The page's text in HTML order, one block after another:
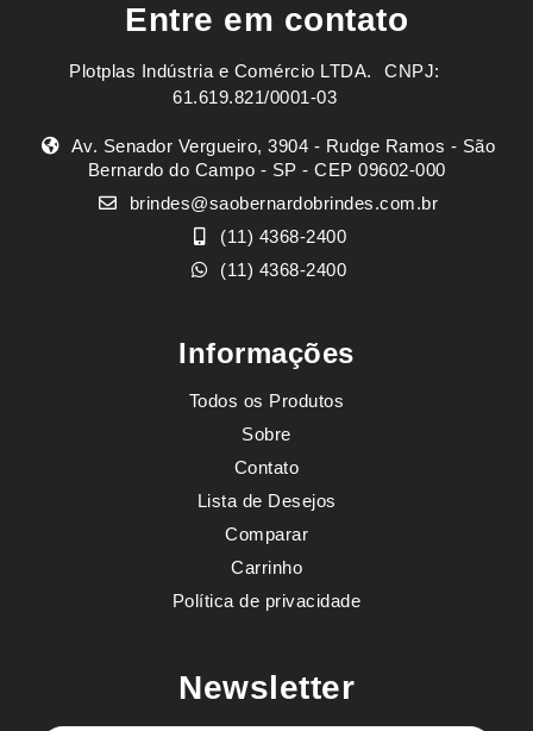
Entre em contato
Plotplas Indústria e Comércio LTDA. ㅤㅤㅤ CNPJ:
61.619.821/0001-03
Av. Senador Vergueiro, 3904 - Rudge Ramos - São
Bernardo do Campo - SP - CEP 09602-000
brindes@saobernardobrindes.com.br
(11) 4368-2400
(11) 4368-2400
Informações
Todos os Produtos
Sobre
Contato
Lista de Desejos
Comparar
Carrinho
Política de privacidade
Newsletter